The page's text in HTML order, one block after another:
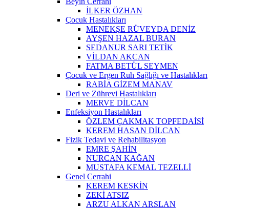
İLKER ÖZHAN
Çocuk Hastalıkları
MENEKŞE RÜVEYDA DENİZ
AYŞEN HAZAL BURAN
SEDANUR SARI TETİK
VİLDAN AKCAN
FATMA BETÜL SEYMEN
Çocuk ve Ergen Ruh Sağlığı ve Hastalıkları
RABİA GİZEM MANAV
Deri ve Zührevi Hastalıkları
MERVE DİLCAN
Enfeksiyon Hastalıkları
ÖZLEM ÇAKMAK TOPFEDAİSİ
KEREM HASAN DİLCAN
Fizik Tedavi ve Rehabilitasyon
EMRE ŞAHİN
NURCAN KAĞAN
MUSTAFA KEMAL TEZELLİ
Genel Cerrahi
KEREM KESKİN
ZEKİ ATSIZ
ARZU ALKAN ARSLAN